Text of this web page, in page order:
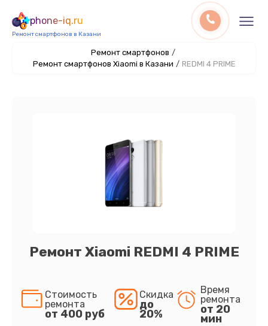
phone-iq.ru
Ремонт смартфонов в Казани
Ремонт смартфонов /
Ремонт смартфонов Xiaomi в Казани / REDMI 4 PRIME
Ремонт Xiaomi REDMI 4 PRIME
Стоимость
ремонта
от 400 руб
Скидка
до
20%
Время
ремонта
от 20
мин